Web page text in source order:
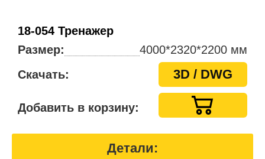
18-054 Тренажер
Размер:
4000*2320*2200 мм
Скачать:
3D / DWG
Добавить в корзину:
Детали: